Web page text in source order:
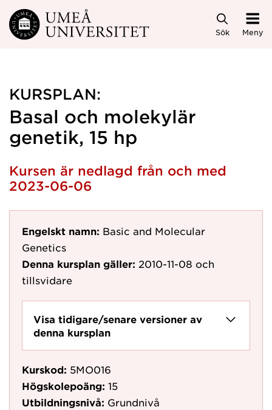
Hoppa direkt till innehållet
Sök Meny
KURSPLAN:
Basal och molekylär
genetik, 15 hp
Kursen är nedlagd från och med
2023-06-06
Engelskt namn: Basic and Molecular
Genetics
Denna kursplan gäller: 2010-11-08 och
tillsvidare
Visa tidigare/senare versioner av
denna kursplan
Kurskod: 5MO016
Högskolepoäng: 15
Utbildningsnivå: Grundnivå